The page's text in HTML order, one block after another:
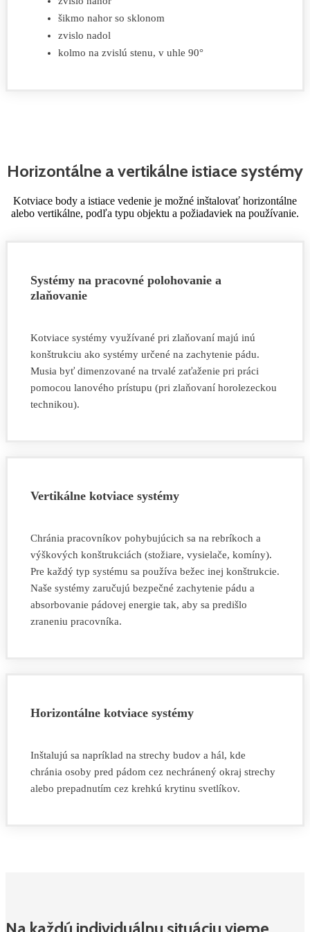
šikmo nahor so sklonom
zvislo nadol
kolmo na zvislú stenu, v uhle 90°
Horizontálne a vertikálne istiace systémy
Kotviace body a istiace vedenie je možné inštalovať horizontálne
alebo vertikálne, podľa typu objektu a požiadaviek na používanie.
Systémy na pracovné polohovanie a
zlaňovanie
Kotviace systémy využívané pri zlaňovaní majú inú
konštrukciu ako systémy určené na zachytenie pádu.
Musia byť dimenzované na trvalé zaťaženie pri práci
pomocou lanového prístupu (pri zlaňovaní horolezeckou
technikou).
Vertikálne kotviace systémy
Chránia pracovníkov pohybujúcich sa na rebríkoch a
výškových konštrukciách (stožiare, vysielače, komíny).
Pre každý typ systému sa používa bežec inej konštrukcie.
Naše systémy zaručujú bezpečné zachytenie pádu a
absorbovanie pádovej energie tak, aby sa predišlo
zraneniu pracovníka.
Horizontálne kotviace systémy
Inštalujú sa napríklad na strechy budov a hál, kde
chránia osoby pred pádom cez nechránený okraj strechy
alebo prepadnutím cez krehkú krytinu svetlíkov.